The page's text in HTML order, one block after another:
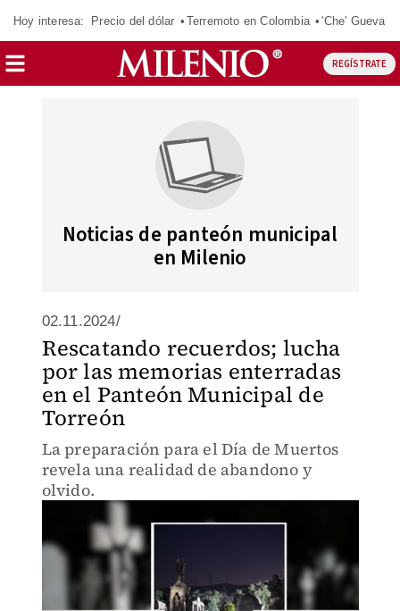
Hoy interesa: Precio del dólar Terremoto en Colombia 'Che' Guevara
REGÍSTRATE
Noticias de panteón municipal
en Milenio
02.11.2024/
Rescatando recuerdos; lucha
por las memorias enterradas
en el Panteón Municipal de
Torreón
La preparación para el Día de Muertos
revela una realidad de abandono y
olvido.